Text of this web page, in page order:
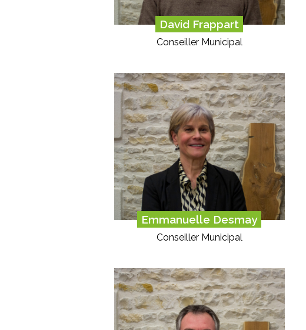
David Frappart
Conseiller Municipal
Emmanuelle Desmay
Conseiller Municipal